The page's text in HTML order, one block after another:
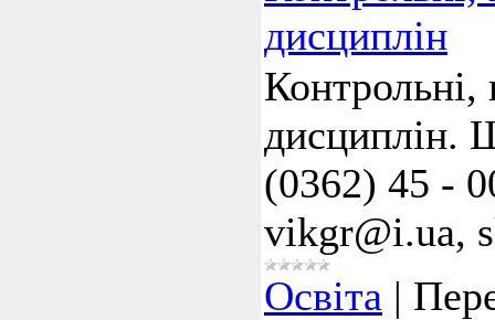
дисциплін
Контрольні,
дисциплін.
(0362) 45 -
vikgr@i.ua,
Освіта |